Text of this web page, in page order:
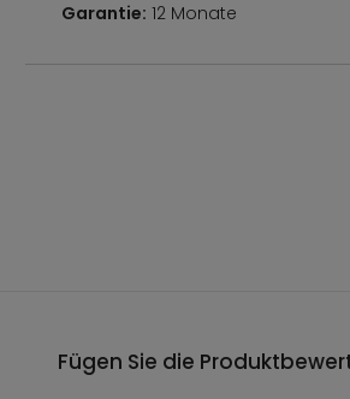
Garantie: 12 Monate
Fügen Sie die